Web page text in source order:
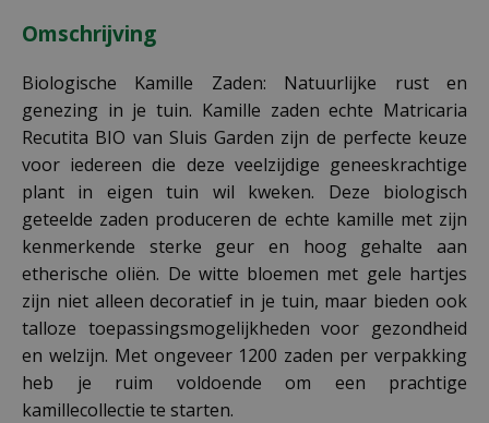
Omschrijving
Biologische Kamille Zaden: Natuurlijke rust en
genezing in je tuin. Kamille zaden echte Matricaria
Recutita BIO van Sluis Garden zijn de perfecte keuze
voor iedereen die deze veelzijdige geneeskrachtige
plant in eigen tuin wil kweken. Deze biologisch
geteelde zaden produceren de echte kamille met zijn
kenmerkende sterke geur en hoog gehalte aan
etherische oliën. De witte bloemen met gele hartjes
zijn niet alleen decoratief in je tuin, maar bieden ook
talloze toepassingsmogelijkheden voor gezondheid
en welzijn. Met ongeveer 1200 zaden per verpakking
heb je ruim voldoende om een prachtige
kamillecollectie te starten.